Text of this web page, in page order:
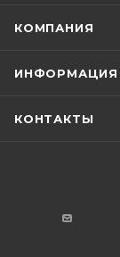
КОМПАНИЯ
ИНФОРМАЦИЯ
КОНТАКТЫ